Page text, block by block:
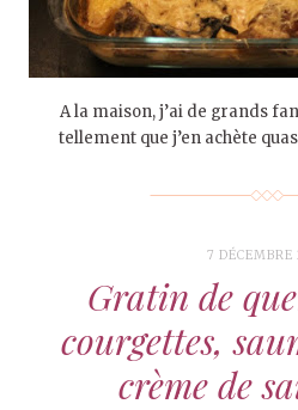
A la maison, j’ai de grands
tellement que j’en achète
7 DÉCEMBRE
Gratin de
courgettes,
crème de